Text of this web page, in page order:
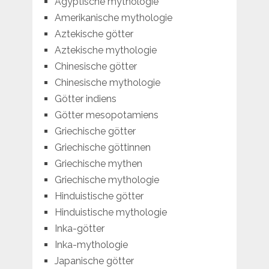
Amerikanische mythologie
Aztekische götter
Aztekische mythologie
Chinesische götter
Chinesische mythologie
Götter indiens
Götter mesopotamiens
Griechische götter
Griechische göttinnen
Griechische mythen
Griechische mythologie
Hinduistische götter
Hinduistische mythologie
Inka-götter
Inka-mythologie
Japanische götter